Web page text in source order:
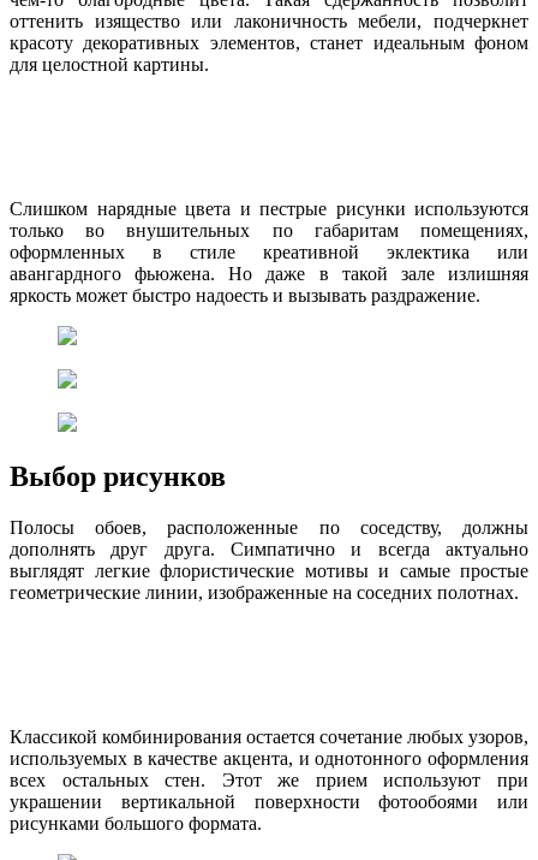
оттенить изящество или лаконичность мебели, подчеркнет
красоту декоративных элементов, станет идеальным фоном
для целостной картины.
Слишком нарядные цвета и пестрые рисунки используются
только во внушительных по габаритам помещениях,
оформленных в стиле креативной эклектика или
авангардного фьюжена. Но даже в такой зале излишняя
яркость может быстро надоесть и вызывать раздражение.
Выбор рисунков
Полосы обоев, расположенные по соседству, должны
дополнять друг друга. Симпатично и всегда актуально
выглядят легкие флористические мотивы и самые простые
геометрические линии, изображенные на соседних полотнах.
Классикой комбинирования остается сочетание любых узоров,
используемых в качестве акцента, и однотонного оформления
всех остальных стен. Этот же прием используют при
украшении вертикальной поверхности фотообоями или
рисунками большого формата.